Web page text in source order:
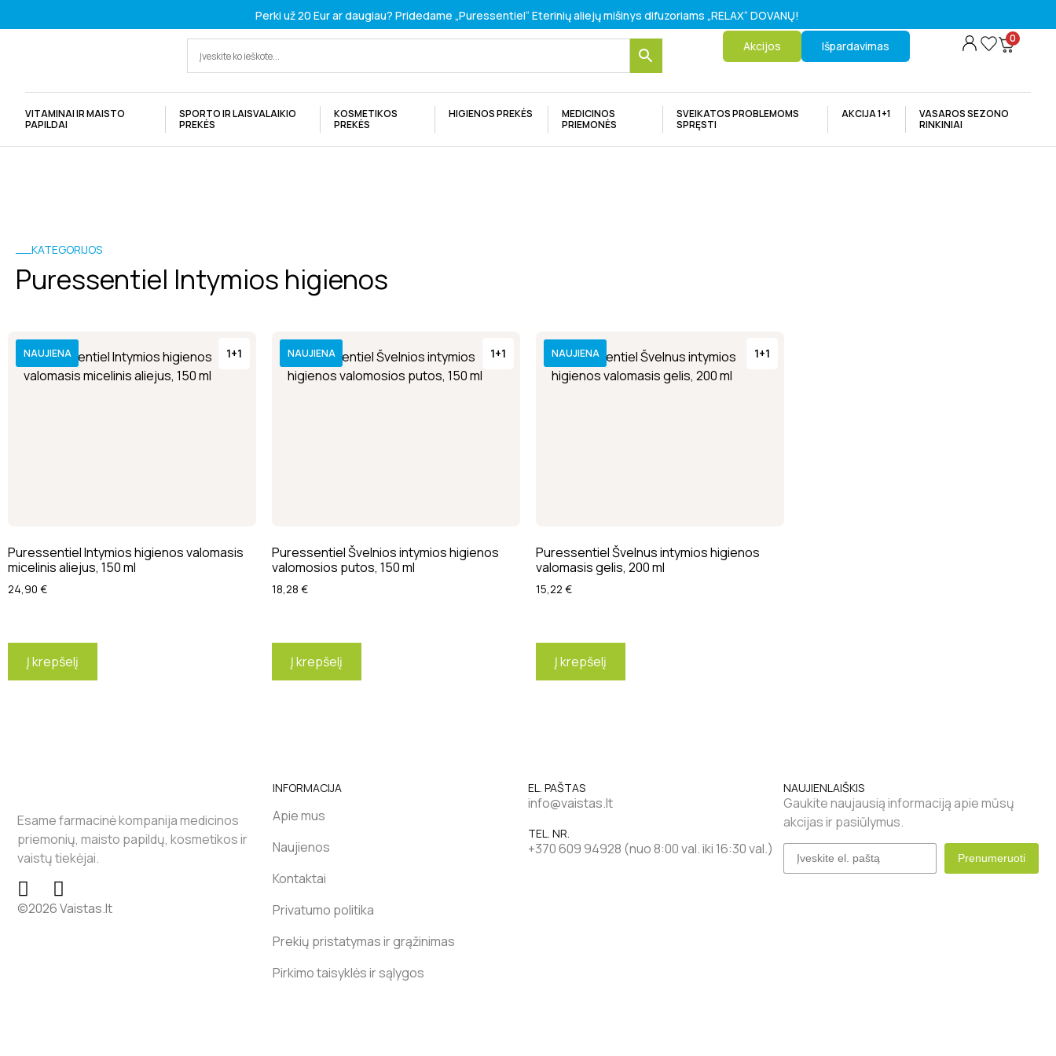
Perki už 20 Eur ar daugiau? Pridedame „Puressentiel“ Eterinių aliejų mišinys difuzoriams „RELAX“ DOVANŲ!
Akcijos Išpardavimas
0
VITAMINAI IR MAISTO
PAPILDAI
SPORTO IR LAISVALAIKIO
PREKĖS
KOSMETIKOS
PREKĖS
HIGIENOS PREKĖS
MEDICINOS
PRIEMONĖS
SVEIKATOS PROBLEMOMS
SPRĘSTI
AKCIJA 1+1
VASAROS SEZONO
RINKINIAI
KATEGORIJOS
Puressentiel Intymios higienos
NAUJIENA 1+1
Puressentiel Intymios higienos valomasis
micelinis aliejus, 150 ml
24,90 €
Į krepšelį
NAUJIENA 1+1
Puressentiel Švelnios intymios higienos
valomosios putos, 150 ml
18,28 €
Į krepšelį
NAUJIENA 1+1
Puressentiel Švelnus intymios higienos
valomasis gelis, 200 ml
15,22 €
Į krepšelį
Esame farmacinė kompanija medicinos
priemonių, maisto papildų, kosmetikos ir
vaistų tiekėjai.
©2026 Vaistas.lt
INFORMACIJA
Apie mus
Naujienos
Kontaktai
Privatumo politika
Prekių pristatymas ir grąžinimas
Pirkimo taisyklės ir sąlygos
EL. PAŠTAS
info@vaistas.lt
TEL. NR.
+370 609 94928 (nuo 8:00 val. iki 16:30 val.)
NAUJIENLAIŠKIS
Gaukite naujausią informaciją apie mūsų
akcijas ir pasiūlymus.